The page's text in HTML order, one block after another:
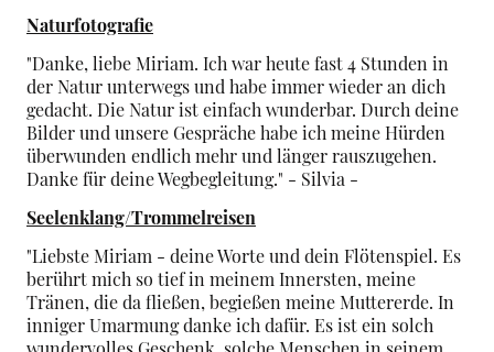
Naturfotografie
"Danke, liebe Miriam. Ich war heute fast 4 Stunden in
der Natur unterwegs und habe immer wieder an dich
gedacht. Die Natur ist einfach wunderbar. Durch deine
Bilder und unsere Gespräche habe ich meine Hürden
überwunden endlich mehr und länger rauszugehen.
Danke für deine Wegbegleitung." - Silvia -
Seelenklang/Trommelreisen
"Liebste Miriam - deine Worte und dein Flötenspiel. Es
berührt mich so tief in meinem Innersten, meine
Tränen, die da fließen, begießen meine Muttererde. In
inniger Umarmung danke ich dafür. Es ist ein solch